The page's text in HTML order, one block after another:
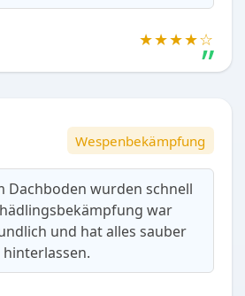
★★★★☆
Wespenbekämpfung
Dachboden wurden schnell
war
und hat alles sauber
hinterlassen.